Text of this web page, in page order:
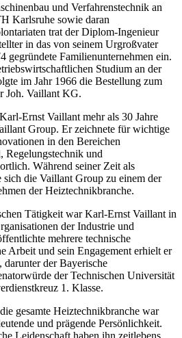
und Verfahrenstechnik an
Karlsruhe sowie daran
trat der Diplom-Ingenieur
in das von seinem Urgroßvater
gegründete Familienunternehmen ein.
Studium an der
im Jahr 1966 die Bestellung zum
Joh. Vaillant KG.
Ernst Vaillant mehr als 30 Jahre
Group. Er zeichnete für wichtige
in den Bereichen
Regelungstechnik und
Während seiner Zeit als
die Vaillant Group zu einem der
der Heiztechnikbranche.
Tätigkeit war Karl-Ernst Vaillant in
der Industrie und
mehrere technische
Arbeit und sein Engagement erhielt er
darunter der Bayerische
der Technischen Universität
1. Klasse.
gesamte Heiztechnikbranche war
und prägende Persönlichkeit.
Leidenschaft haben ihn zeitlebens